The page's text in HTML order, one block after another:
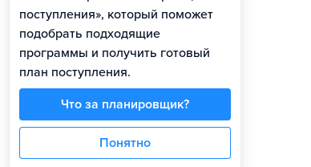
поступления», который поможет
подобрать подходящие
программы и получить готовый
план поступления.
Что за планировщик?
Понятно